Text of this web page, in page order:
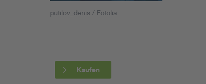
Mobility
putilov_denis / Fotolia
Kaufen